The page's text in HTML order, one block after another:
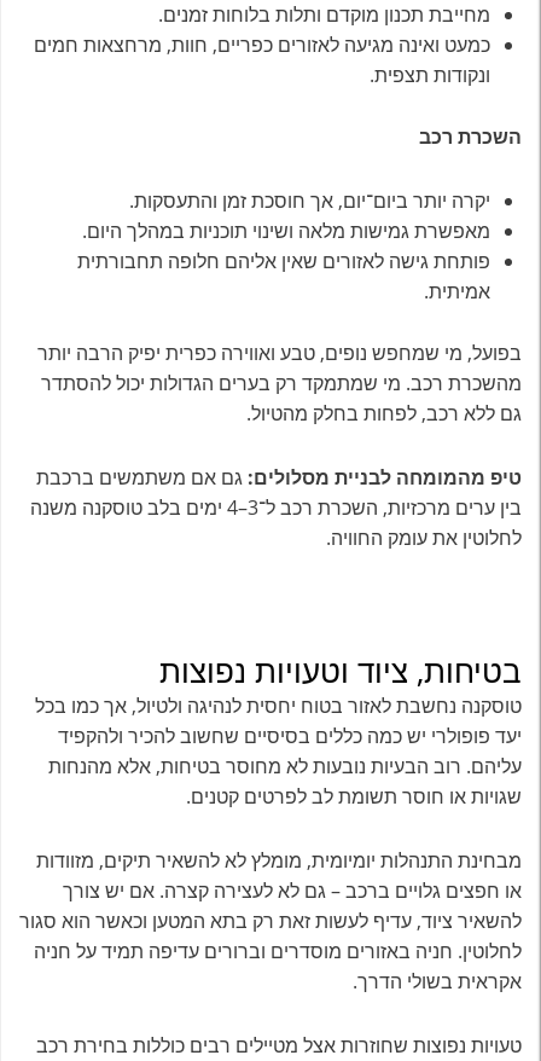
מחייבת תכנון מוקדם ותלות בלוחות זמנים.
כמעט ואינה מגיעה לאזורים כפריים, חוות, מרחצאות חמים
ונקודות תצפית.
השכרת רכב
יקרה יותר ביום־יום, אך חוסכת זמן והתעסקות.
מאפשרת גמישות מלאה ושינוי תוכניות במהלך היום.
פותחת גישה לאזורים שאין אליהם חלופה תחבורתית
אמיתית.
בפועל, מי שמחפש נופים, טבע ואווירה כפרית יפיק הרבה יותר
מהשכרת רכב. מי שמתמקד רק בערים הגדולות יכול להסתדר
גם ללא רכב, לפחות בחלק מהטיול.
טיפ מהמומחה לבניית מסלולים: גם אם משתמשים ברכבת
בין ערים מרכזיות, השכרת רכב ל־3–4 ימים בלב טוסקנה משנה
לחלוטין את עומק החוויה.
בטיחות, ציוד וטעויות נפוצות
טוסקנה נחשבת לאזור בטוח יחסית לנהיגה ולטיול, אך כמו בכל
יעד פופולרי יש כמה כללים בסיסיים שחשוב להכיר ולהקפיד
עליהם. רוב הבעיות נובעות לא מחוסר בטיחות, אלא מהנחות
שגויות או חוסר תשומת לב לפרטים קטנים.
מבחינת התנהלות יומיומית, מומלץ לא להשאיר תיקים, מזוודות
או חפצים גלויים ברכב – גם לא לעצירה קצרה. אם יש צורך
להשאיר ציוד, עדיף לעשות זאת רק בתא המטען וכאשר הוא סגור
לחלוטין. חניה באזורים מוסדרים וברורים עדיפה תמיד על חניה
אקראית בשולי הדרך.
טעויות נפוצות שחוזרות אצל מטיילים רבים כוללות בחירת רכב